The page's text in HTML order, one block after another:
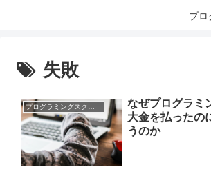
プロ
失敗
なぜプログラミ
大金を払ったの
うのか